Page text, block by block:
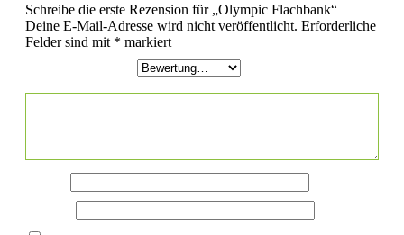
Schreibe die erste Rezension für „Olympic Flachbank“
Deine E-Mail-Adresse wird nicht veröffentlicht. Erforderliche
Felder sind mit * markiert